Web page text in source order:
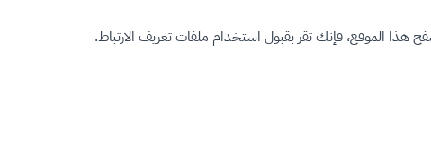
الموقع، فإنك تقر بقبول استخدام ملفات تعريف الارتباط.